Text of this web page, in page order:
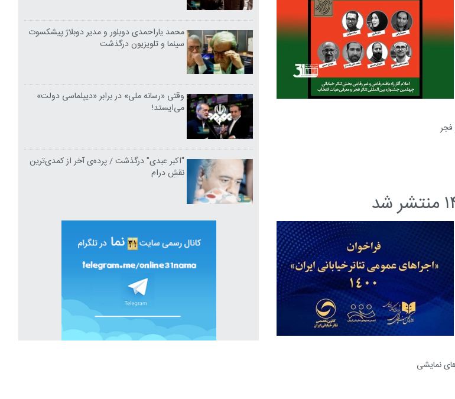
فجر
نمایشی
محمد یاراحمدی دوبلور و مدیر دوبلاژ پیشکسوت
سینما و تلویزیون درگذشت
وقتی «رسانه ملی» در برابر «دیپلماسی دولت»
می‌ایستد!
"اکبر عبدی" درگذشت / پرده‌ی آخر از کمدی‌ترین
نقشِ درام